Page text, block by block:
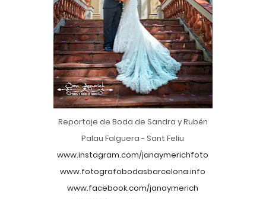
Reportaje de Boda de Sandra y Rubén
Palau Falguera - Sant Feliu
www.instagram.com/janaymerichfoto
www.fotografobodasbarcelona.info
www.facebook.com/janaymerich